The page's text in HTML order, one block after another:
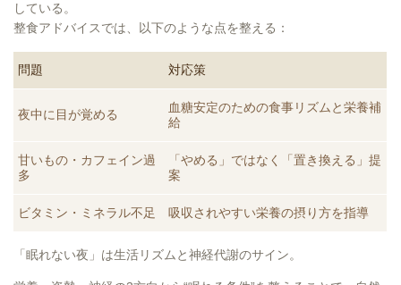
している。
整食アドバイスでは、以下のような点を整える：
問題 対応策
夜中に目が覚める
血糖安定のための食事リズムと栄養補
給
甘いもの・カフェイン過
多
「やめる」ではなく「置き換える」提
案
ビタミン・ミネラル不足 吸収されやすい栄養の摂り方を指導
「眠れない夜」は生活リズムと神経代謝のサイン。